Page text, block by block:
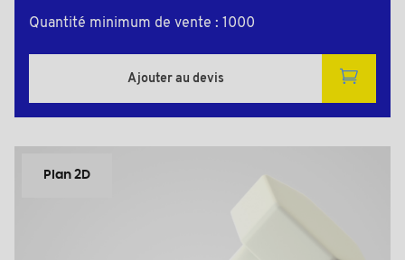
Quantité minimum de vente : 1000
Ajouter au devis
Plan 2D